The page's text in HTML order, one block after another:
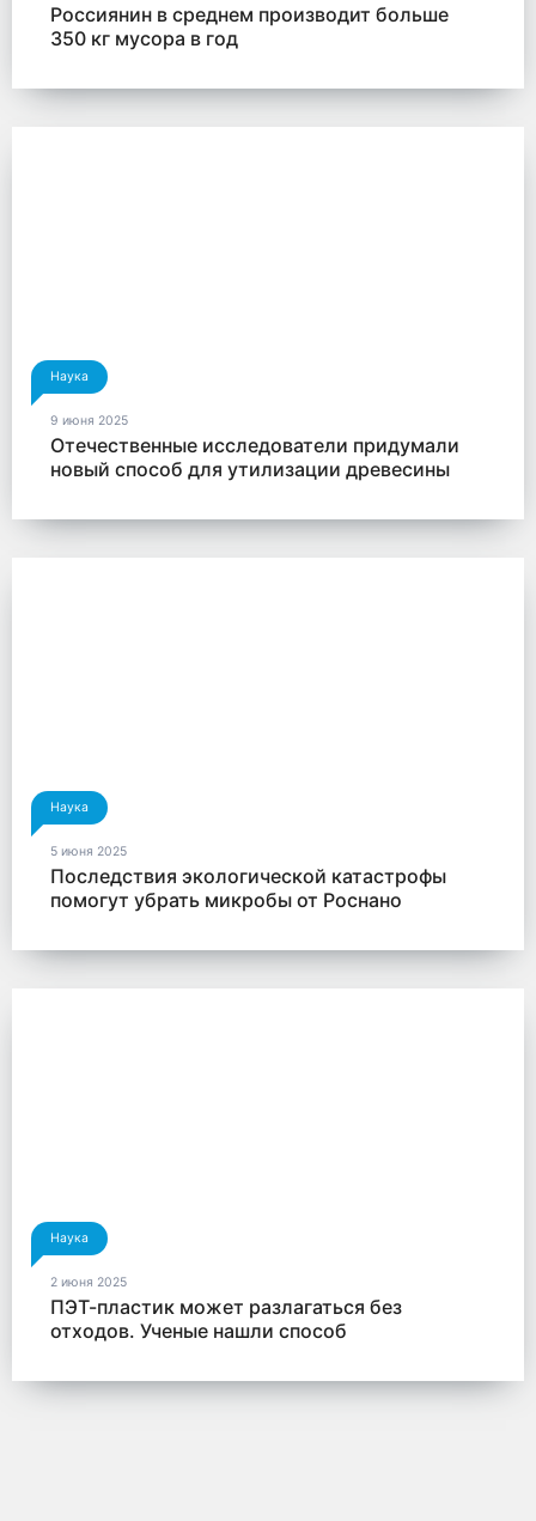
Россиянин в среднем производит больше
350 кг мусора в год
Наука
9 июня 2025
Отечественные исследователи придумали
новый способ для утилизации древесины
Наука
5 июня 2025
Последствия экологической катастрофы
помогут убрать микробы от Роснано
Наука
2 июня 2025
ПЭТ-пластик может разлагаться без
отходов. Ученые нашли способ